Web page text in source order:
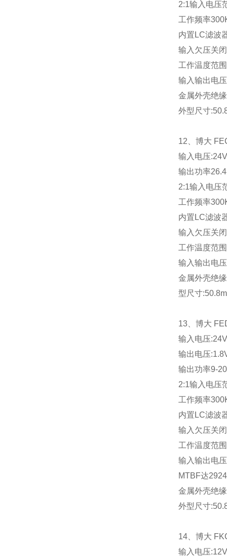
2:1输入电压
工作频率
内置 LC滤波
输入欠压关闭
工作温度范围
输入输出电压
金属外壳绝
外型尺寸
12 、博大
输入电压
输出功率
2:1输入电压
工作频率
内置 LC滤波
输入欠压关闭
工作温度范围
输入输出电压
金属外壳绝
型尺寸
13、博大
输入电压
输出电压
输出功率9-
2:1输入电压
工作频率
内置 LC滤波
输入欠压关闭
工作温度范围
输入输出电压
MTBF达
金属外壳绝
外型尺寸
14、博大
输入电压